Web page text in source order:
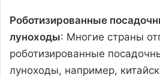
Роботизированные
луноходы: Многие страны
роботизированные
луноходы, например,